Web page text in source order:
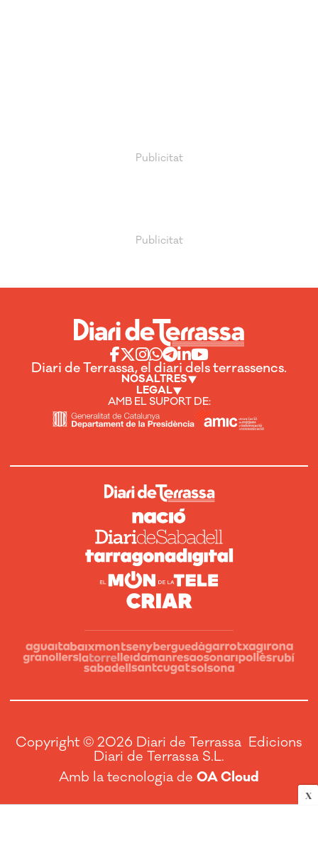
X
Diari de Terrassa, el diari dels terrassencs.
NOSALTRES
LEGAL
AMB EL SUPORT DE:
Copyright © 2026 Diari de Terrassa Edicions
Diari de Terrassa S.L.
Amb la tecnologia de OA Cloud